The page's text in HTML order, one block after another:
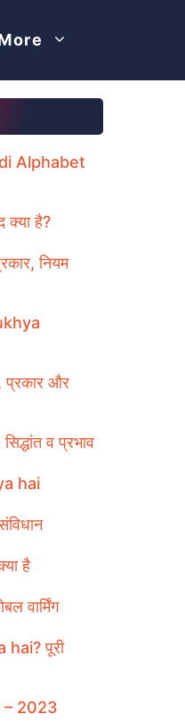
Alphabet
क्या है?
नियम
प्रकार और
व प्रभाव
hai
है
वार्मिंग
पूरी
– 2023